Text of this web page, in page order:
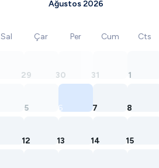
Ağustos 2026
Sal Çar Per Cum Cts
29 30 31 1
5 6 7 8
12 13 14 15